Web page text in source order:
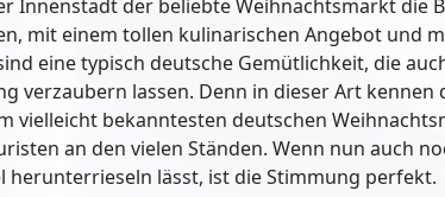
Innenstadt der beliebte Weihnachtsmarkt die
mit einem tollen kulinarischen Angebot und
eine typisch deutsche Gemütlichkeit, die
verzaubern lassen. Denn in dieser Art kennen
vielleicht bekanntesten deutschen
an den vielen Ständen. Wenn nun auch
herunterrieseln lässt, ist die Stimmung perfekt.